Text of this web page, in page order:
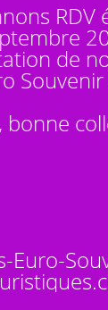
RDV
de
Souvenir
bonne
Euro-